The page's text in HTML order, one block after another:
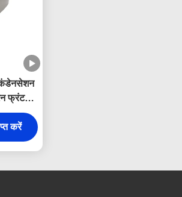
कंडेनसेशन
फ्रंट
ब्रश
करें